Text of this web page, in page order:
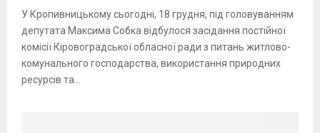
У Кропивницькому сьогодні, 18 грудня, під головуванням
депутата Максима Собка відбулося засідання постійної
комісії Кіровоградської обласної ради з питань житлово-
комунального господарства, використання природних
ресурсів та...